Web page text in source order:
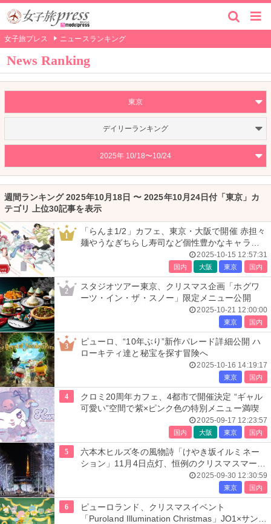
女子旅プレス ニュースランキング
News Ranking
東京
デイリーランキング
2025年 10/18〜10/24
週間ランキング 2025年10月18日 〜 2025年10月24日付「東京」カ
テゴリ 上位30記事を表示
1
「らんま1/2」カフェ、東京・大阪で開催 赤担々
麺やうなぎちらし寿司など個性豊かなキャラメ
2025-10-15 12:57:31
国内 大阪 東京 国内
2
スタジオツアー東京、クリスマス企画「ホグワ
ーツ・イン・ザ・スノー」限定メニュー公開
2025-10-21 12:00:00
東京 国内
3
ピューロ、“10年ぶり”新作パレード詳細公開 ハ
ローキティ達と秘宝を探す冒険へ
2025-10-16 14:19:17
東京 国内
4
クロミ20周年カフェ、4都市で開催決定 “ギャル
可愛い”空間で紫×ピンク色の特別メニュー満喫
2025-09-17 12:23:57
国内 大阪 東京 国内
5
六本木ヒルズ冬の風物詩「けやき坂イルミネー
ション」11月4日点灯、恒例のクリスマスマーケ
2025-09-30 12:30:59
東京 国内
6
ピューロランド、クリスマスイベント
「Puroland Illumination Christmas」JO1×サンリ